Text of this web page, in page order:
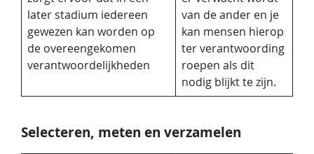
later stadium iedereen
gewezen kan worden op
de overeengekomen
verantwoordelijkheden
van de ander en je
kan mensen hierop
ter verantwoording
roepen als dit
nodig blijkt te zijn.
Selecteren, meten en verzamelen